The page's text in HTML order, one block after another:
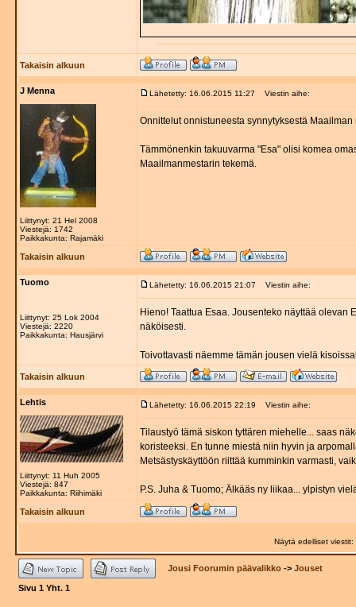
Takaisin alkuun
J Menna
Liittynyt: 21 Hel 2008
Viestejä: 1742
Paikkakunta: Rajamäki
Lähetetty: 16.06.2015 11:27 Viestin aihe:
Onnittelut onnistuneesta synnytyksestä Maailman
Tämmönenkin takuuvarma "Esa" olisi komea
Maailmanmestarin tekemä.
Takaisin alkuun
Tuomo
Liittynyt: 25 Lok 2004
Viestejä: 2220
Paikkakunta: Hausjärvi
Lähetetty: 16.06.2015 21:07 Viestin aihe:
Hieno! Taattua Esaa. Jousenteko näyttää
näköisesti.
Toivottavasti näemme tämän jousen vielä
Takaisin alkuun
Lehtis
Liittynyt: 11 Huh 2005
Viestejä: 847
Paikkakunta: Riihimäki
Lähetetty: 16.06.2015 22:19 Viestin aihe:
Tilaustyö tämä siskon tyttären miehelle... saas
koristeeksi. En tunne miestä niin hyvin ja
Metsästyskäyttöön riittää kumminkin varmasti,
P.S. Juha & Tuomo; Älkääs ny liikaa... ylpistyn
Takaisin alkuun
Näytä edelliset viestit:
Jousi Foorumin päävalikko -> Jouset
Sivu 1 Yht. 1